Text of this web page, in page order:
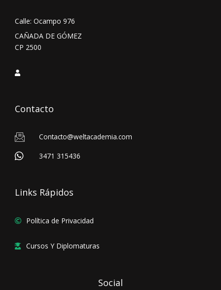
Calle: Ocampo 976
CAÑADA DE GÓMEZ
CP 2500
Contacto
Contacto@weltacademia.com
3471 315436
Links Rápidos
Política de Privacidad
Cursos Y Diplomaturas
Social